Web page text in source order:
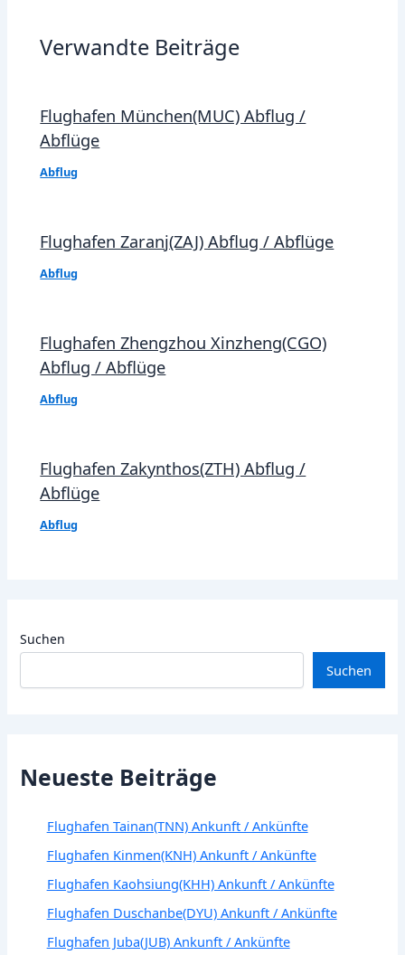
Verwandte Beiträge
Flughafen München(MUC) Abflug /
Abflüge
Abflug
Flughafen Zaranj(ZAJ) Abflug / Abflüge
Abflug
Flughafen Zhengzhou Xinzheng(CGO)
Abflug / Abflüge
Abflug
Flughafen Zakynthos(ZTH) Abflug /
Abflüge
Abflug
Suchen
Suchen
Neueste Beiträge
Flughafen Tainan(TNN) Ankunft / Ankünfte
Flughafen Kinmen(KNH) Ankunft / Ankünfte
Flughafen Kaohsiung(KHH) Ankunft / Ankünfte
Flughafen Duschanbe(DYU) Ankunft / Ankünfte
Flughafen Juba(JUB) Ankunft / Ankünfte